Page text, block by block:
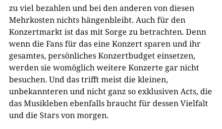
zu viel bezahlen und bei den anderen von diesen
Mehrkosten nichts hängenbleibt. Auch für den
Konzertmarkt ist das mit Sorge zu betrachten. Denn
wenn die Fans für das eine Konzert sparen und ihr
gesamtes, persönliches Konzertbudget einsetzen,
werden sie womöglich weitere Konzerte gar nicht
besuchen. Und das trifft meist die kleinen,
unbekannteren und nicht ganz so exklusiven Acts, die
das Musikleben ebenfalls braucht für dessen Vielfalt
und die Stars von morgen.